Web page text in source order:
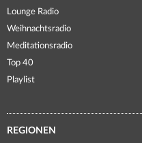
Lounge Radio
Weihnachtsradio
Meditationsradio
Top 40
Playlist
REGIONEN